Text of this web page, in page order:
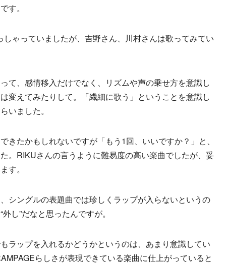
す。
ゃっていましたが、吉野さん、川村さんは歌ってみてい
て、感情移入だけでなく、リズムや声の乗せ方を意識し
変えてみたりして。「繊細に歌う」ということを意識し
いました。
きたかもしれないですが「もう1回、いいですか？」と、
。RIKUさんの言うように難易度の高い楽曲でしたが、妥
す。
シングルの表題曲では珍しくラップが入らないというの
し”だなと思ったんですが。
ラップを入れるかどうかというのは、あまり意識してい
らしさが表現できている楽曲に仕上がっていると